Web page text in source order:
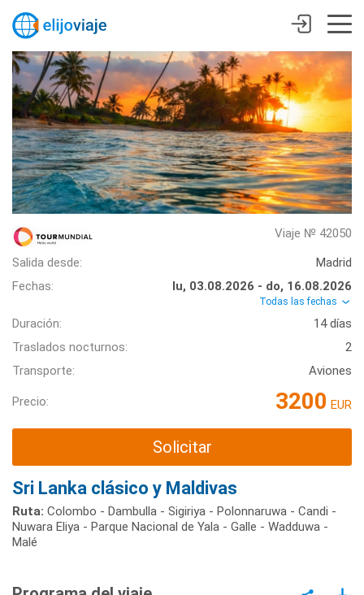
Viaje № 42050
Salida desde:
Madrid
Fechas:
lu, 03.08.2026 - do, 16.08.2026
Todas las fechas
Duración:
14 días
Traslados nocturnos:
2
Transporte:
Aviones
Precio: 3200 EUR
Solicitar
Sri Lanka clásico y Maldivas
Ruta: Colombo - Dambulla - Sigiriya - Polonnaruwa - Candi -
Nuwara Eliya - Parque Nacional de Yala - Galle - Wadduwa -
Malé